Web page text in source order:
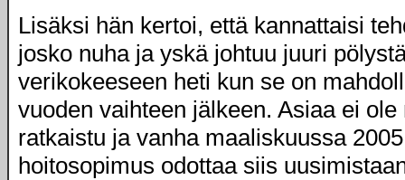
Lisäksi hän kertoi, että kannattaisi
josko nuha ja yskä johtuu juuri
verikokeeseen heti kun se on
vuoden vaihteen jälkeen. Asiaa ei
ratkaistu ja vanha maaliskuussa
hoitosopimus odottaa siis